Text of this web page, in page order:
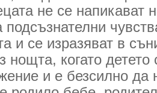
не се напикават
и се изразяват в
нощта, когато
и е безсилно